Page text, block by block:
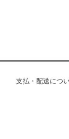
支払・配送につ